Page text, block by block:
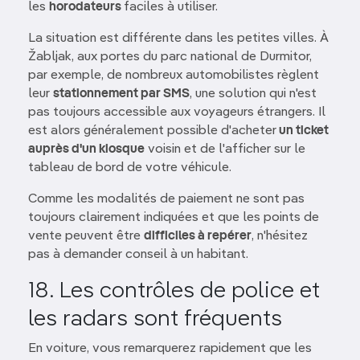
les horodateurs faciles à utiliser.
La situation est différente dans les petites villes. À
Žabljak, aux portes du parc national de Durmitor,
par exemple, de nombreux automobilistes règlent
leur stationnement par SMS, une solution qui n'est
pas toujours accessible aux voyageurs étrangers. Il
est alors généralement possible d'acheterun ticket
auprès d'un kiosque voisin et de l'afficher sur le
tableau de bord de votre véhicule.
Comme les modalités de paiement ne sont pas
toujours clairement indiquées et que les points de
vente peuvent être difficiles à repérer, n'hésitez
pas à demander conseil à un habitant.
18. Les contrôles de police et
les radars sont fréquents
En voiture, vous remarquerez rapidement que les